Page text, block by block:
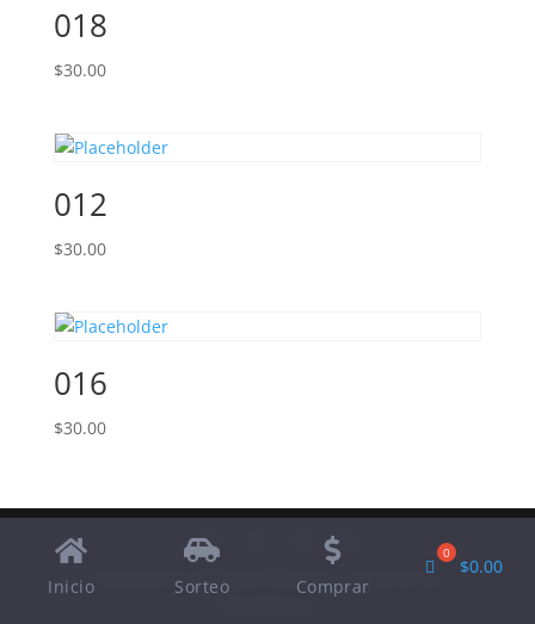
018
$30.00
012
$30.00
016
$30.00
Designed by Elegant Themes
| Powered by
Inicio Sorteo Comprar
$0.00